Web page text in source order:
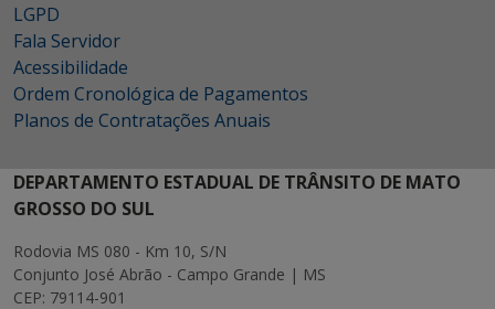
LGPD
Fala Servidor
Acessibilidade
Ordem Cronológica de Pagamentos
Planos de Contratações Anuais
DEPARTAMENTO ESTADUAL DE TRÂNSITO DE MATO
GROSSO DO SUL
Rodovia MS 080 - Km 10, S/N
Conjunto José Abrão - Campo Grande | MS
CEP: 79114-901